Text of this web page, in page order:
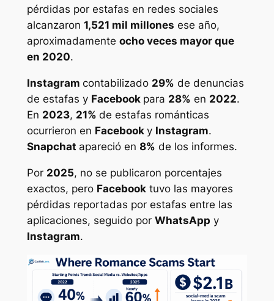
pérdidas por estafas en redes sociales
alcanzaron 1,521 mil millones ese año,
aproximadamente ocho veces mayor que
en 2020.
Instagram contabilizado 29% de denuncias
de estafas y Facebook para 28% en 2022.
En 2023, 21% de estafas románticas
ocurrieron en Facebook y Instagram.
Snapchat apareció en 8% de los informes.
Por 2025, no se publicaron porcentajes
exactos, pero Facebooktuvo las mayores
pérdidas reportadas por estafas entre las
aplicaciones, seguido por WhatsApp y
Instagram.